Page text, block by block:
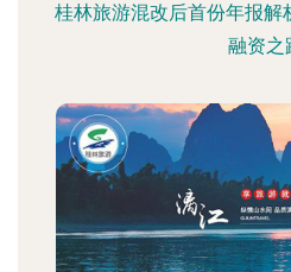
桂林旅游混改后首份年报解
融资之